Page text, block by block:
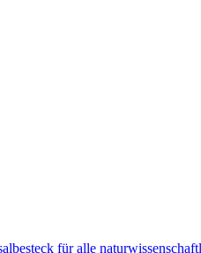
für alle